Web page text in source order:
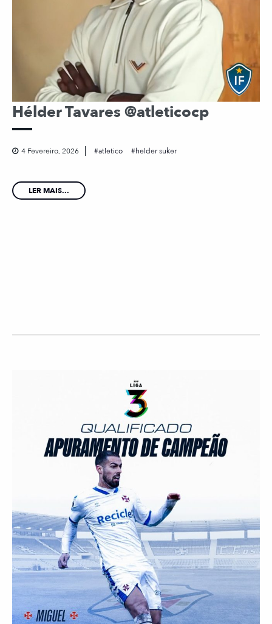
Hélder Tavares @atleticocp
4 Fevereiro, 2026 atletico helder suker
LER MAIS...